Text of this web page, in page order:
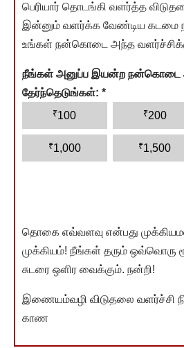
பெரியார் தொடங்கி வளர்த்த
இன்னும் வளர்க்க வேண்டிய கடமை
உங்கள் நன்கொடை அந்த
நீங்கள் அனுப்ப இயன்ற
தேர்ந்தெடுங்கள்: *
₹100 ₹200
₹1,000 ₹1,500
தொகை எவ்வளவு என்பது
முக்கியம்! நீங்கள் தரும் ஒவ்வொரு
சுடரை ஒளிர வைக்கும். நன்றி!
இணையம்வழி விடுதலை வளர்ச்சி
காண